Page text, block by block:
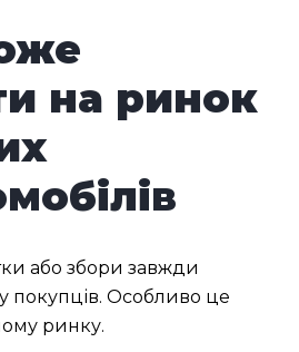
на ринок
або збори завжди
покупців. Особливо це
ринку.